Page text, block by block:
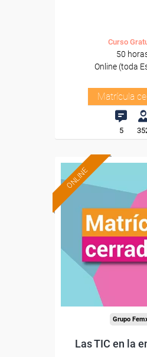
Curso
50
Online (toda
Matrícula
5
ONLINE
Grupo
Las TIC en la